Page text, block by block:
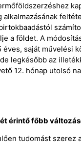
a földet. A
éves, saját művelési
legkésőbb az
12. hónap utolsó
érintő főbb
tudomást szerez